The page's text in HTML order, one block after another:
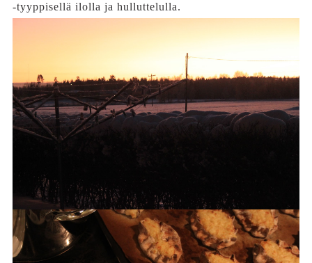
-tyyppisellä ilolla ja hulluttelulla.